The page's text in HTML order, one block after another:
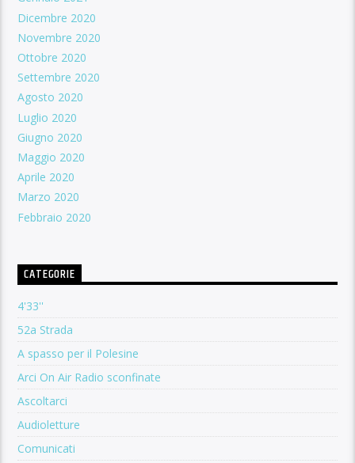
Dicembre 2020
Novembre 2020
Ottobre 2020
Settembre 2020
Agosto 2020
Luglio 2020
Giugno 2020
Maggio 2020
Aprile 2020
Marzo 2020
Febbraio 2020
CATEGORIE
4'33''
52a Strada
A spasso per il Polesine
Arci On Air Radio sconfinate
Ascoltarci
Audioletture
Comunicati